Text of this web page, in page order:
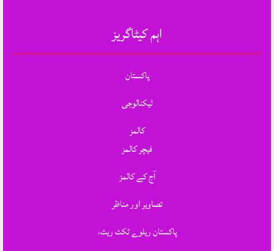
اہم کیٹاگریز
پاکستان
ٹیکنالوجی
کالمز
فیچر کالمز
آج کے کالمز
تصاویر اور مناظر
پاکستان ریلوے ٹکٹ ریٹ،